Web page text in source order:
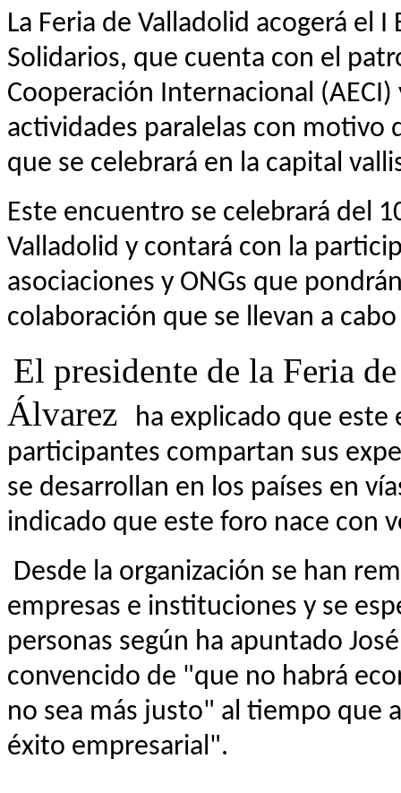
La Feria de Valladolid acogerá el
Solidarios, que cuenta con el
Cooperación Internacional
actividades paralelas con
que se celebrará en la capital
Este encuentro se celebrará del
Valladolid y contará con la
asociaciones y ONGs que
colaboración que se llevan a
El presidente de la Feria
Álvarez
ha explicado que
participantes compartan sus
se desarrollan en los países en
indicado que este foro nace con
Desde la organización se han
empresas e instituciones y se
personas según ha apuntado
convencido de "que no habrá
no sea más justo" al tiempo que
éxito empresarial".